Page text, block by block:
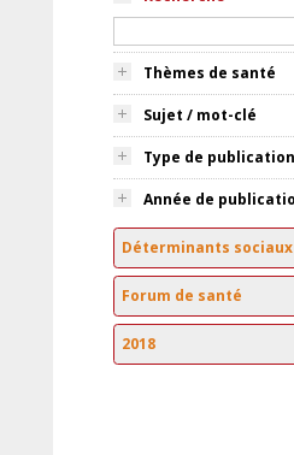
Thèmes de santé
Sujet / mot-clé
Type de publication
Année de
Déterminants
Forum de santé
2018